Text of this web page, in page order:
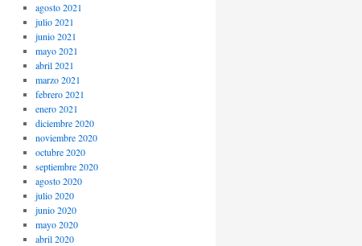
agosto 2021
julio 2021
junio 2021
mayo 2021
abril 2021
marzo 2021
febrero 2021
enero 2021
diciembre 2020
noviembre 2020
octubre 2020
septiembre 2020
agosto 2020
julio 2020
junio 2020
mayo 2020
abril 2020